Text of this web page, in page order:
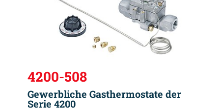
4200-508
Gewerbliche Gasthermostate der
Serie 4200